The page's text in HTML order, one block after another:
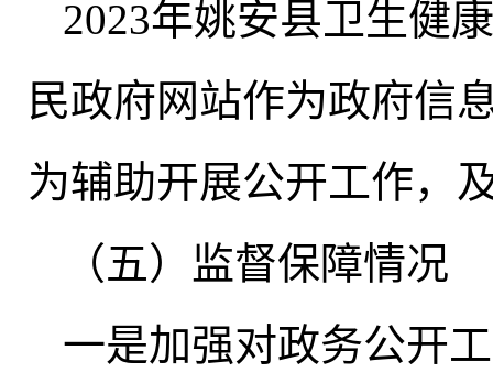
2023年姚安县卫生健
民政府网站作为政府信
为辅助开展公开工作，
（五）监督保障情况
一是加强对政务公开